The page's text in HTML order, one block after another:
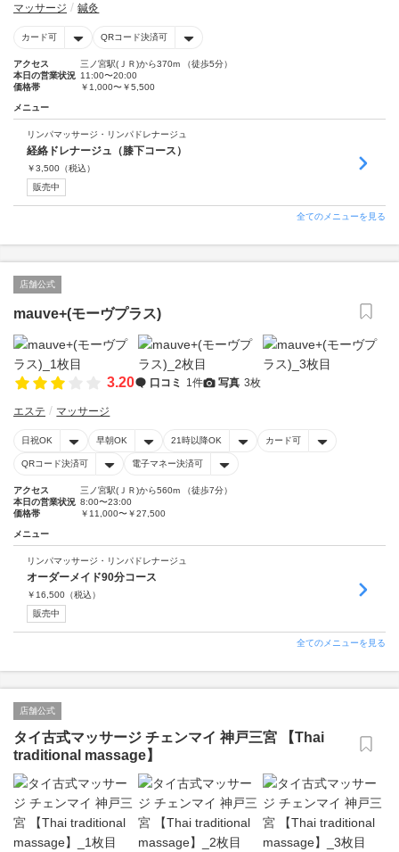
マッサージ 鍼灸
カード可 QRコード決済可
アクセス
三ノ宮駅(ＪＲ)から370m （徒歩5分）
本日の営業状況 11:00〜20:00
価格帯
￥1,000〜￥5,500
メニュー
リンパマッサージ・リンパドレナージュ
経絡ドレナージュ（膝下コース）
￥3,500 （税込）
販売中
全てのメニューを見る
店舗公式
mauve+(モーヴプラス)
3.20 口コミ 1件 写真 3枚
エステ マッサージ
日祝OK 早朝OK 21時以降OK カード可
QRコード決済可 電子マネー決済可
アクセス
三ノ宮駅(ＪＲ)から560m （徒歩7分）
本日の営業状況 8:00〜23:00
価格帯
￥11,000〜￥27,500
メニュー
リンパマッサージ・リンパドレナージュ
オーダーメイド90分コース
￥ 16,500 （税込）
販売中
全てのメニューを見る
店舗公式
タイ古式マッサージ チェンマイ 神戸三宮 【Thai
traditional massage】